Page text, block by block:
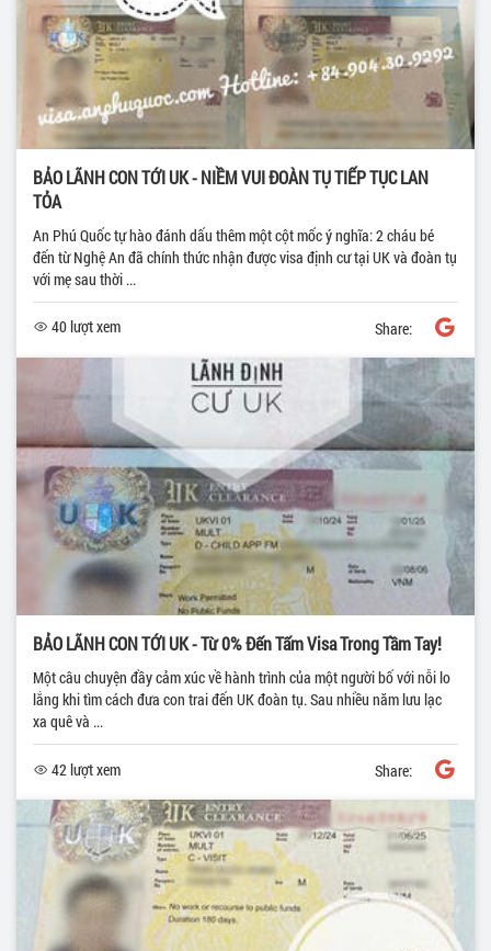
BẢO LÃNH CON TỚI UK - NIỀM VUI ĐOÀN TỤ TIẾP TỤC LAN
TỎA
An Phú Quốc tự hào đánh dấu thêm một cột mốc ý nghĩa: 2 cháu bé
đến từ Nghệ An đã chính thức nhận được visa định cư tại UK và đoàn tụ
với mẹ sau thời ...
40 lượt xem Share:
BẢO LÃNH CON TỚI UK - Từ 0% Đến Tấm Visa Trong Tầm Tay!
Một câu chuyện đầy cảm xúc về hành trình của một người bố với nỗi lo
lắng khi tìm cách đưa con trai đến UK đoàn tụ. Sau nhiều năm lưu lạc
xa quê và ...
42 lượt xem Share: